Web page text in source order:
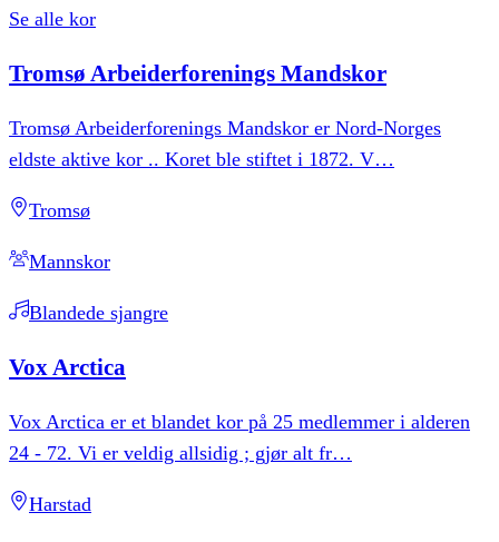
Se alle kor
Tromsø Arbeiderforenings Mandskor
Tromsø Arbeiderforenings Mandskor er Nord-Norges
eldste aktive kor .. Koret ble stiftet i 1872. V…
Tromsø
Mannskor
Blandede sjangre
Vox Arctica
Vox Arctica er et blandet kor på 25 medlemmer i alderen
24 - 72. Vi er veldig allsidig ; gjør alt fr…
Harstad